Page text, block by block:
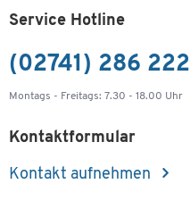
Service Hotline
(02741) 286 222
Montags - Freitags: 7.30 - 18.00 Uhr
Kontaktformular
Kontakt aufnehmen